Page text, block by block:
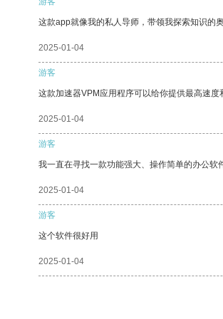
这款app就像我的私人导师，带领我探索知识的奥
2025-01-04
游客
这款加速器VPM应用程序可以给你提供最高速度
2025-01-04
游客
我一直在寻找一款功能强大、操作简单的办公软
2025-01-04
游客
这个软件很好用
2025-01-04